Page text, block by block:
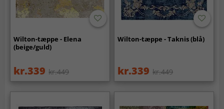
Wilton-tæppe - Elena
(beige/guld)
kr.339 kr.449
Wilton-tæppe - Taknis (blå)
kr.339 kr.449